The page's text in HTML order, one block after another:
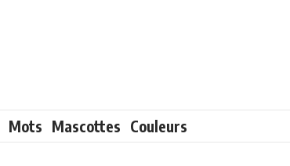
Mots Mascottes Couleurs